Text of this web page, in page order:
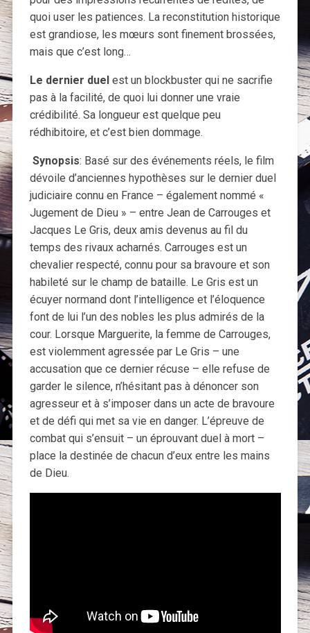
quoi user les patiences. La reconstitution historique
est grandiose, les mœurs sont finement brossées,
mais que c’est long…
Le dernier duel est un blockbuster qui ne sacrifie
pas à la facilité, de quoi lui donner une vraie
crédibilité. Sa longueur est quelque peu
rédhibitoire, et c’est bien dommage.
Synopsis: Basé sur des événements réels, le film
dévoile d’anciennes hypothèses sur le dernier duel
judiciaire connu en France – également nommé «
Jugement de Dieu » – entre Jean de Carrouges et
Jacques Le Gris, deux amis devenus au fil du
temps des rivaux acharnés. Carrouges est un
chevalier respecté, connu pour sa bravoure et son
habileté sur le champ de bataille. Le Gris est un
écuyer normand dont l’intelligence et l’éloquence
font de lui l’un des nobles les plus admirés de la
cour. Lorsque Marguerite, la femme de Carrouges,
est violemment agressée par Le Gris – une
accusation que ce dernier récuse – elle refuse de
garder le silence, n’hésitant pas à dénoncer son
agresseur et à s’imposer dans un acte de bravoure
et de défi qui met sa vie en danger. L’épreuve de
combat qui s’ensuit – un éprouvant duel à mort –
place la destinée de chacun d’eux entre les mains
de Dieu.